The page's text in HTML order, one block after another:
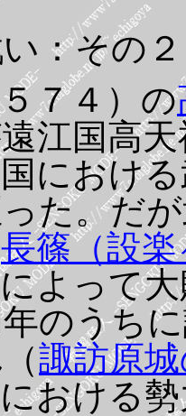
：その２
７４）の
江国高
におけ
た。だ
長篠（設
よって
のうち
諏訪原
おける